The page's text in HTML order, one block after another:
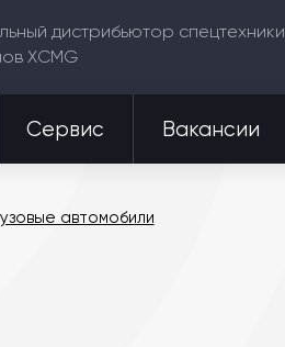
дистрибьютор спецтехники
XCMG
Сервис Вакансии
автомобили